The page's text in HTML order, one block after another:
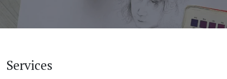
Services